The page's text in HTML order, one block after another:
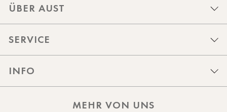
ÜBER AUST
SERVICE
INFO
MEHR VON UNS